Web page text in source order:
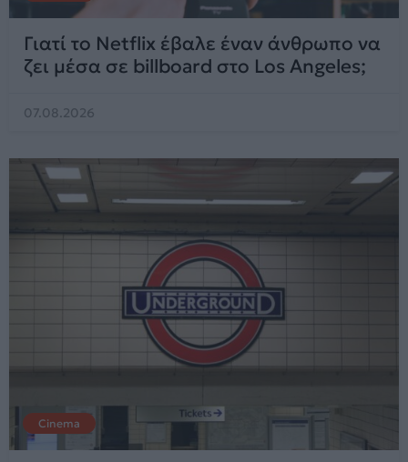
Γιατί το Netflix έβαλε έναν άνθρωπο να
ζει μέσα σε billboard στο Los Angeles;
07.08.2026
Cinema